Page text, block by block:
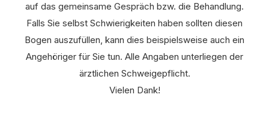
auf das gemeinsame Gespräch bzw. die Behandlung.
Falls Sie selbst Schwierigkeiten haben sollten diesen
Bogen auszufüllen, kann dies beispielsweise auch ein
Angehöriger für Sie tun. Alle Angaben unterliegen der
ärztlichen Schweigepflicht.
Vielen Dank!